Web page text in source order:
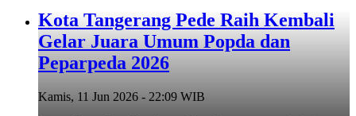
Kota Tangerang Pede Raih Kembali
Gelar Juara Umum Popda dan
Peparpeda 2026
Kamis, 11 Jun 2026 - 22:09 WIB